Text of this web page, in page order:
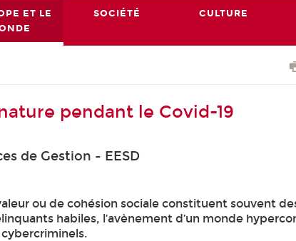
ET LE
SOCIÉTÉ CULTURE
pendant le Covid-19
de Gestion - EESD
ou de cohésion sociale constituent souvent
habiles, l’avènement d’un monde